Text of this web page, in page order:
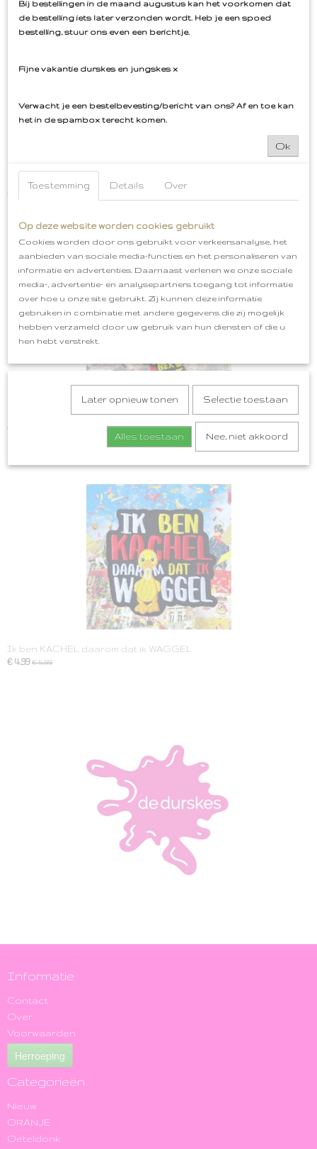
Bossche Bollen Embleem Oeteldonk
€ 5,99
Oeteldonk Horen Zien Zwijgen, Heure Zien Oewe Bek Houwe
€ 4,99
Ik ben KACHEL daarom dat ik WAGGEL
€ 4,99 € 5,99
Informatie
Contact
Over
Voorwaarden
Herroeping
Categorieën
Nieuw
ORANJE
Oeteldonk
Bij bestellingen in de maand augustus kan het voorkomen dat
de bestelling iets later verzonden wordt. Heb je een spoed
bestelling, stuur ons even een berichtje.
Fijne vakantie durskes en jungskes x
Verwacht je een bestelbevesting/bericht van ons? Af en toe kan
het in de spambox terecht komen.
Ok
Toestemming Details Over
Op deze website worden cookies gebruikt
Cookies worden door ons gebruikt voor verkeersanalyse, het
aanbieden van sociale media-functies en het personaliseren van
informatie en advertenties. Daarnaast verlenen we onze sociale
media-, advertentie- en analysepartners toegang tot informatie
over hoe u onze site gebruikt. Zij kunnen deze informatie
gebruiken in combinatie met andere gegevens die zij mogelijk
hebben verzameld door uw gebruik van hun diensten of die u
hen hebt verstrekt.
Later opnieuw tonen Selectie toestaan
Alles toestaan Nee, niet akkoord